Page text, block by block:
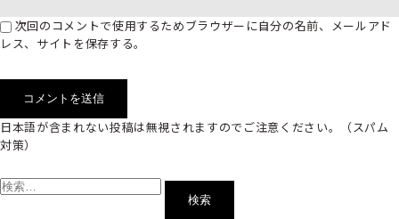
次回のコメントで使用するためブラウザーに自分の名前、メールアド
レス、サイトを保存する。
日本語が含まれない投稿は無視されますのでご注意ください。（スパム
対策）
索: